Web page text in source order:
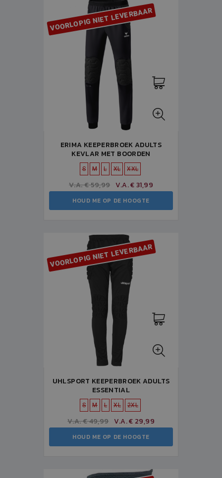
VOORLOPIG NIET LEVERBAAR
ERIMA KEEPERBROEK ADULTS
KEVLAR MET BOORDEN
S M L XL XXL
V.A. € 59,99 V.A. € 31,99
HOUD ME OP DE HOOGTE
VOORLOPIG NIET LEVERBAAR
UHLSPORT KEEPERBROEK ADULTS
ESSENTIAL
S M L XL 2XL
V.A. € 49,99 V.A. € 29,99
HOUD ME OP DE HOOGTE